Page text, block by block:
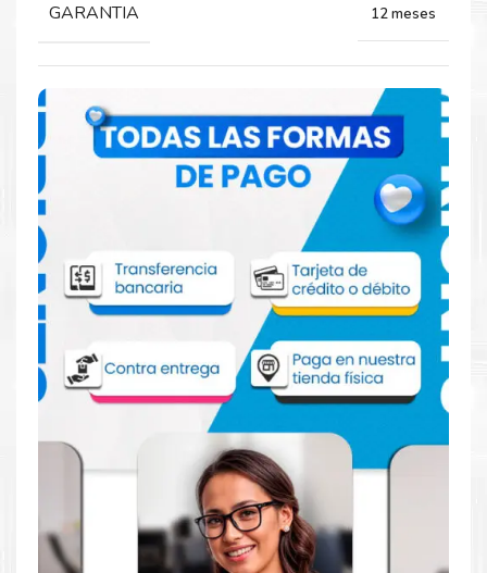
Comprar Toner Xerox 106R03623 para
impresora 3330 3335 3345
Aprovecha nuestra experiencia y atención para adquirir tus
productos. Tenemos promociones todos los dias. Escríbenos o
visítanos hoy para encontrar la solución perfecta para tu
impresora Xerox, como el
Toner Xerox 106R03623 para
impresora 3330 3335 3345
Dónde comprar Toner Xerox 106R03623
para impresora Xerox 3330 3335 3345 en
Lima o para provincia
Xerox. Descubre la mejor manera de
Toner Xerox 106R03623 para impresora Xerox
3330 3335 3345. Ofrecemos una amplia selección de
productos originales que garantizan un rendimiento óptimo y
GARANTIA 12 meses